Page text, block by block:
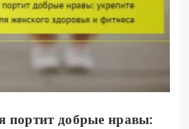
портит добрые нравы: